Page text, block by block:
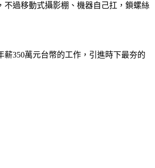
過移動式攝影棚、機器自己扛，鎖螺絲
350萬元台幣的工作，引進時下最夯的